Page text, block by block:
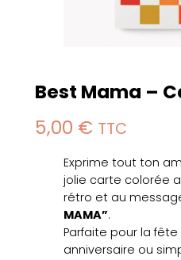
Best Mama –
5,00 € TTC
Exprime tout ton
jolie carte colorée
rétro et au
MAMA”.
Parfaite pour la
anniversaire ou